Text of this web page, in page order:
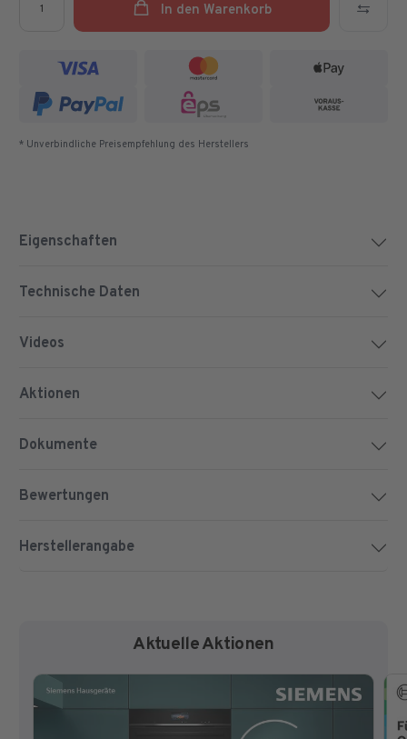
In den Warenkorb
* Unverbindliche Preisempfehlung des Herstellers
Eigenschaften
Technische Daten
Videos
Aktionen
Dokumente
Bewertungen
Herstellerangabe
Aktuelle Aktionen